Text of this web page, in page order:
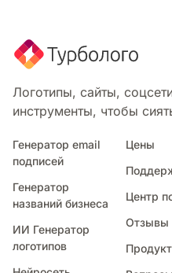
Детский фотограф
Электрик
Разработчик
Портной
Трансвестит
Писатель
Слесарь
Пожарно-спасательные
Валка деревьев
Логотипы, сайты,
инструменты, чтобы
Генератор email
подписей
Генератор
названий бизнеса
ИИ Генератор
логотипов
Цены
Центр
Отзывы